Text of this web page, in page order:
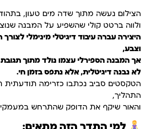
הצילום נעשה מתוך שדה מים טעון,
ולווה ברטט קולי שהשפיע על המבנה
היצירה עברה עיבוד דיגיטלי מינימלי
וצבע,
אך המבנה הספירלי עצמו נולד מתוך
לא נבנה דיגיטלית, אלא נתפס בזמן חי.
הטקסטים סביב נכתבו כזרימה תודעתית
התהליך,
והאור שיקף את הדופק שהתרחש
למי התדר הזה מתאים: